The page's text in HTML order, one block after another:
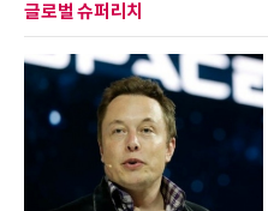
글로벌 슈퍼리치